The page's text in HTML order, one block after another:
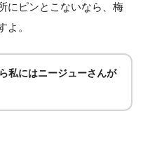
にピンとこないなら、梅
よ。
私にはニージューさんが